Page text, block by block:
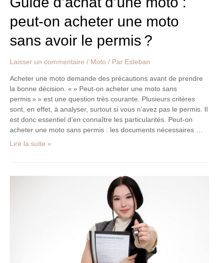
peut-on acheter une moto
sans avoir le permis ?
Laisser un commentaire / Moto / Par Esteban
Acheter une moto demande des précautions avant de prendre
la bonne décision. « » Peut-on acheter une moto sans
permis » » est une question très courante. Plusieurs critères
sont, en effet, à analyser, surtout si vous n’avez pas le permis. Il
est donc essentiel d’en connaître les particularités. Peut-on
acheter une moto sans permis : les documents nécessaires …
Lire la suite »